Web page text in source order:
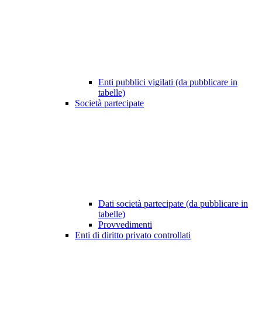
Enti pubblici vigilati (da pubblicare in
tabelle)
Società partecipate
Dati società partecipate (da pubblicare in
tabelle)
Provvedimenti
Enti di diritto privato controllati